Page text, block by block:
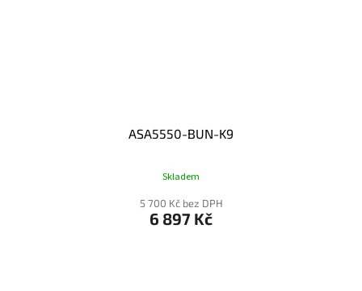
ASA5550-BUN-K9
Skladem
5 700 Kč bez DPH
6 897 Kč